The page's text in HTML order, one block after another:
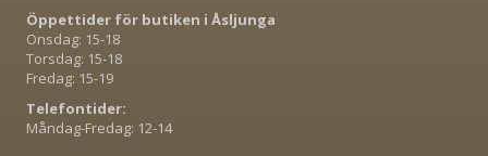
Öppettider för butiken i Åsljunga
Onsdag: 15-18
Torsdag: 15-18
Fredag: 15-19
Telefontider:
Måndag-Fredag: 12-14